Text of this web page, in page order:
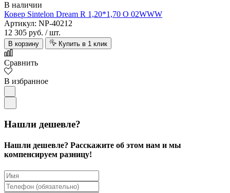
В наличии
Ковер Sintelon Dream R 1,20*1,70 O 02WWW
Артикул: NP-40212
12 305 руб. / шт.
В корзину Купить в 1 клик
Сравнить
В избранное
Нашли дешевле?
Нашли дешевле? Расскажите об этом нам и мы
компенсируем разницу!